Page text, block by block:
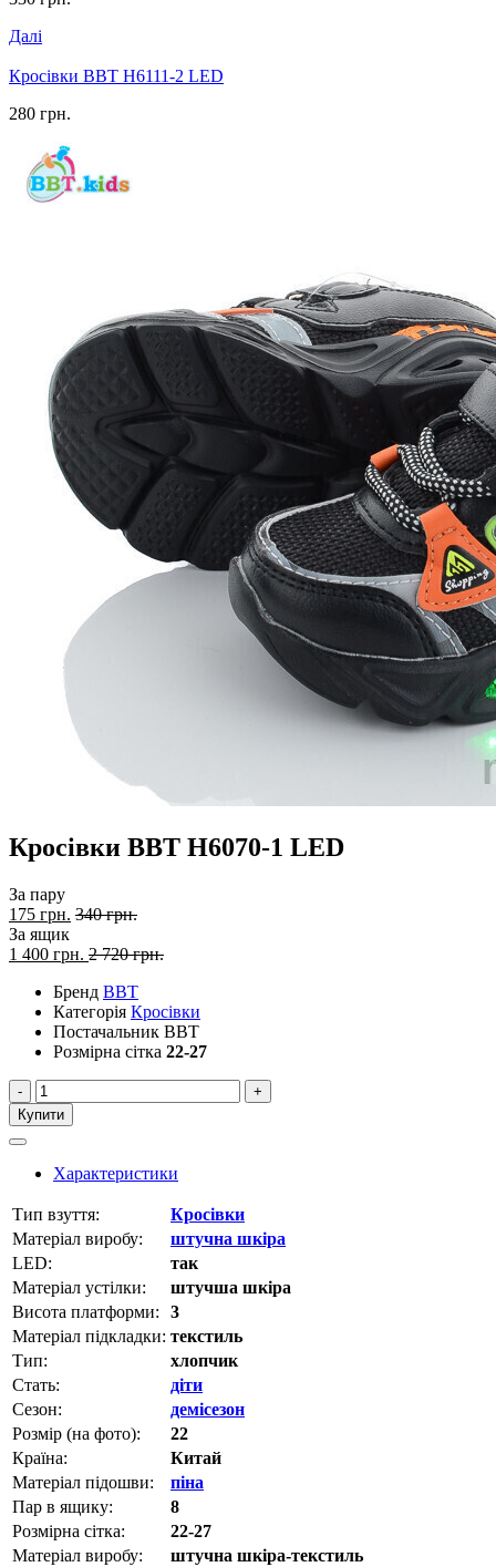
Далі
Кросівки BBT H6111-2 LED
280 грн.
Кросівки BBT H6070-1 LED
За пару
175 грн. 340 грн.
За ящик
1 400 грн. 2 720 грн.
Бренд BBT
Категорія Кросівки
Постачальник BBT
Розмірна сітка 22-27
-
+
Купити
Характеристики
Тип взуття:
Кросівки
Матеріал виробу:
штучна шкіра
LED:
так
Матеріал устілки:
штучша шкіра
Висота платформи:
3
Матеріал підкладки: текстиль
Тип:
хлопчик
Стать:
діти
Сезон:
демісезон
Розмір (на фото):
22
Країна:
Китай
Матеріал підошви:
піна
Пар в ящику:
8
Розмірна сітка:
22-27
Матеріал виробу:
штучна шкіра-текстиль